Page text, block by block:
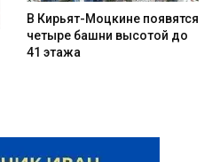
В Кирьят-Моцкине появятся
четыре башни высотой до
41 этажа